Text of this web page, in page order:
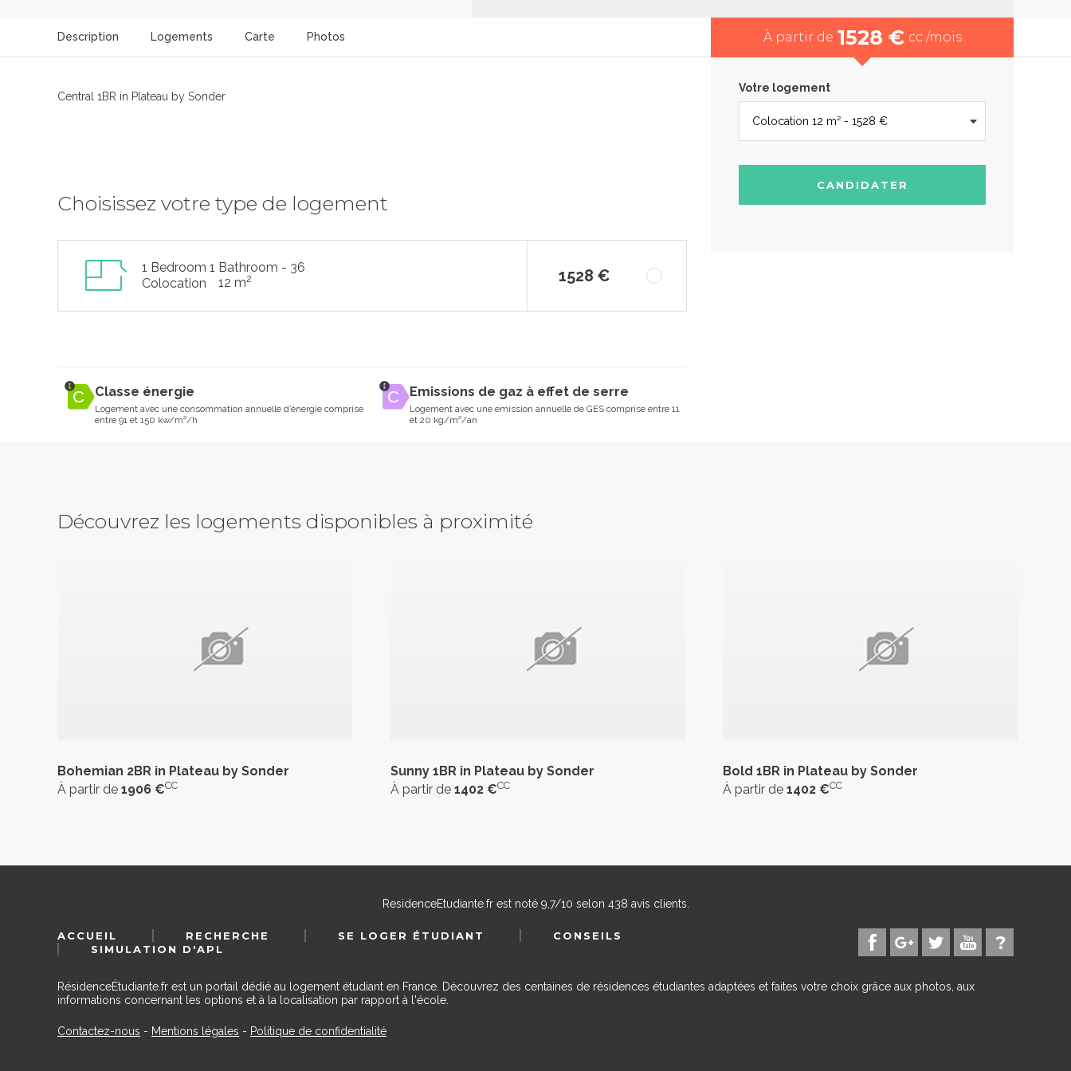
Description Logements Carte Photos
Central 1BR in Plateau by Sonder
Choisissez votre type de logement
1 Bedroom 1 Bathroom - 36
Colocation
12 m2 1528 €
Classe énergie
Logement avec une consommation annuelle d’énergie comprise
entre 91 et 150 kw/m²/h
Emissions de gaz à effet de serre
Logement avec une emission annuelle de GES comprise entre 11
et 20 kg/m²/an
À partir de 1528 € cc /mois
Votre logement
CANDIDATER
Découvrez les logements disponibles à proximité
Bohemian 2BR in Plateau by Sonder
À partir de 1906 €CC
Sunny 1BR in Plateau by Sonder
À partir de 1402 €CC
Bold 1BR in Plateau by Sonder
À partir de 1402 €CC
ResidenceEtudiante.frest noté 9,7/10 selon 438 avis clients.
ACCUEIL RECHERCHE SE LOGER ÉTUDIANT
CONSEILS
SIMULATION D'APL
RésidenceÉtudiante.fr est un portail dédié au logement étudiant en France. Découvrez des centaines de résidences étudiantes adaptées et faites votre choix grâce aux photos, aux
informations concernant les options et à la localisation par rapport à l'école.
Contactez-nous - Mentions légales - Politique de confidentialité